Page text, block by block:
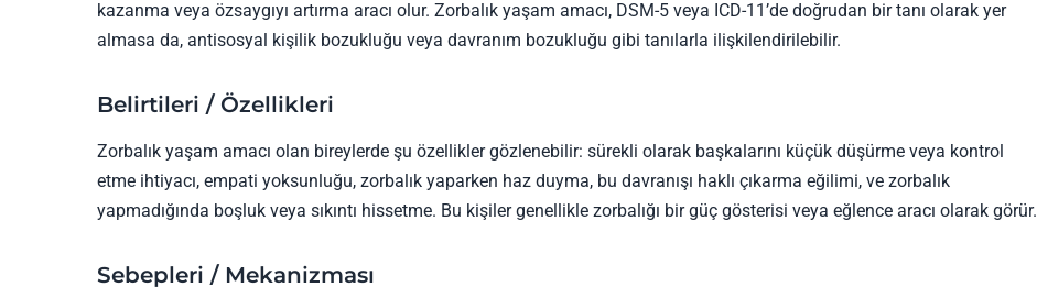
kazanma veya özsaygıyı artırma aracı olur. Zorbalık yaşam amacı, DSM-5 veya ICD-11’de doğrudan bir tanı olarak yer
almasa da, antisosyal kişilik bozukluğu veya davranım bozukluğu gibi tanılarla ilişkilendirilebilir.
Belirtileri / Özellikleri
Zorbalık yaşam amacı olan bireylerde şu özellikler gözlenebilir: sürekli olarak başkalarını küçük düşürme veya kontrol
etme ihtiyacı, empati yoksunluğu, zorbalık yaparken haz duyma, bu davranışı haklı çıkarma eğilimi, ve zorbalık
yapmadığında boşluk veya sıkıntı hissetme. Bu kişiler genellikle zorbalığı bir güç gösterisi veya eğlence aracı olarak görür.
Sebepleri / Mekanizması